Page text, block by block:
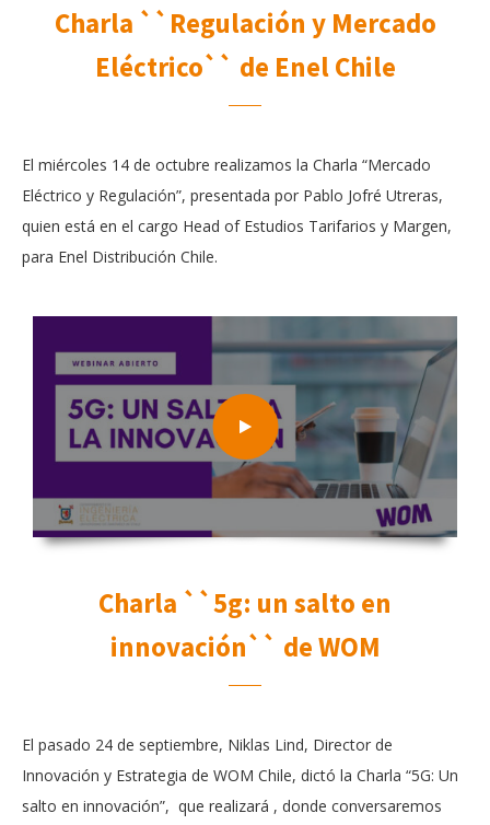
Charla ``Regulación y Mercado
Eléctrico`` de Enel Chile
El miércoles 14 de octubre realizamos la Charla “Mercado
Eléctrico y Regulación”, presentada por Pablo Jofré Utreras,
quien está en el cargo Head of Estudios Tarifarios y Margen,
para Enel Distribución Chile.
Charla ``5g: un salto en
innovación`` de WOM
El pasado 24 de septiembre, Niklas Lind, Director de
Innovación y Estrategia de WOM Chile, dictó la Charla “5G: Un
salto en innovación”, que realizará , donde conversaremos